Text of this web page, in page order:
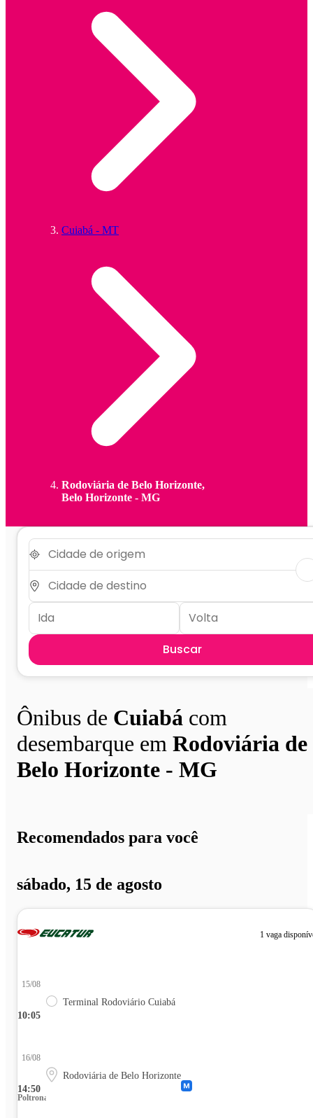
Cuiabá - MT
Rodoviária de Belo Horizonte,
Belo Horizonte - MG
Buscar
Ônibus de Cuiabá com
desembarque em Rodoviária de
Belo Horizonte - MG
Recomendados para você
sábado, 15 de agosto
1 vaga
10:05
15/08
Terminal Rodoviário Cuiabá
14:50
16/08
Rodoviária de Belo Horizonte
Poltrona